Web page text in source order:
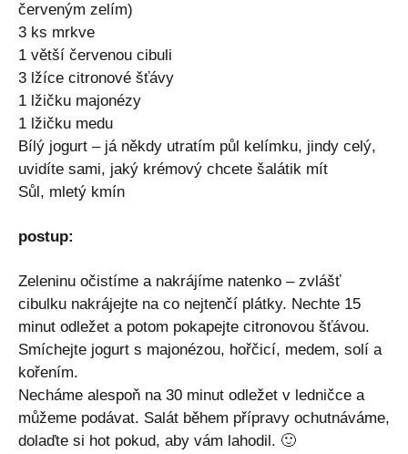
červeným zelím)
3 ks mrkve
1 větší červenou cibuli
3 lžíce citronové šťávy
1 lžičku majonézy
1 lžičku medu
Bílý jogurt – já někdy utratím půl kelímku, jindy celý,
uvidíte sami, jaký krémový chcete šalátik mít
Sůl, mletý kmín
postup:
Zeleninu očistíme a nakrájíme natenko – zvlášť
cibulku nakrájejte na co nejtenčí plátky. Nechte 15
minut odležet a potom pokapejte citronovou šťávou.
Smíchejte jogurt s majonézou, hořčicí, medem, solí a
kořením.
Necháme alespoň na 30 minut odležet v ledničce a
můžeme podávat. Salát během přípravy ochutnáváme,
dolaďte si hot pokud, aby vám lahodil. 🙂